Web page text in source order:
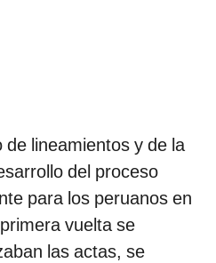
de lineamientos y de la
del proceso
para los peruanos en
vuelta se
las actas, se